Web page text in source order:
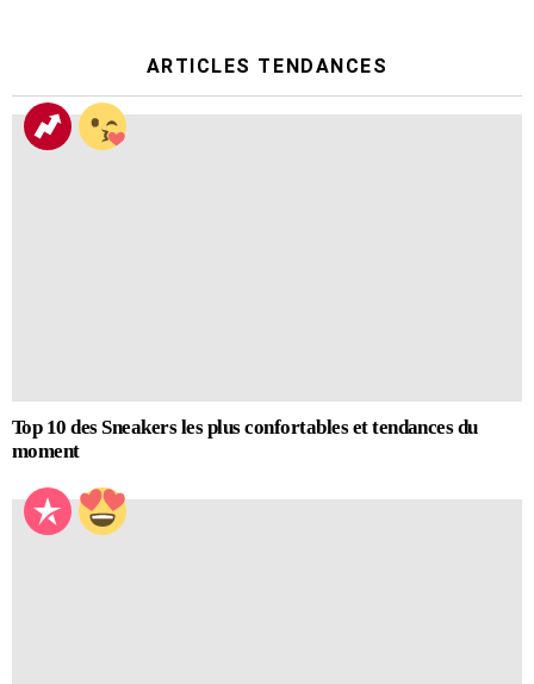
ARTICLES TENDANCES
Top 10 des Sneakers les plus confortables et tendances du
moment